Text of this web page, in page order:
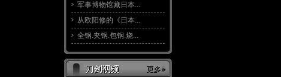
军事博物馆藏日本...
从欧阳修的《日本...
全钢.夹钢.包钢.烧...